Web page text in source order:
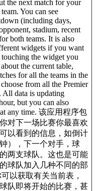
the next match for your
You can see
(including days,
stadium, recent
both teams. It is also
widgets if you want
the widget you
the current table,
for all the teams in the
from all the Premier
All data is updating
but you can also
any time. 该应用程序包
对下一场比赛你最喜欢
以看到的信息，如倒计
），下一个对手，球
两支球队。这也是可能
球队加入几种不同的部
以获取有关当前表，
队即将开始的比赛，甚